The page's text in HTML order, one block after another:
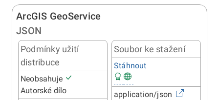
ArcGIS GeoService
JSON
Podmínky užití
distribuce
Neobsahuje
Autorské dílo
Soubor ke stažení
Stáhnout
application/json